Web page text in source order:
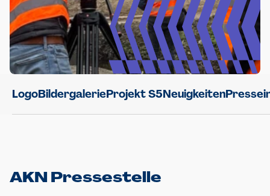
LogoBildergalerieProjekt S5Neuigkeiten
AKN Pressestelle